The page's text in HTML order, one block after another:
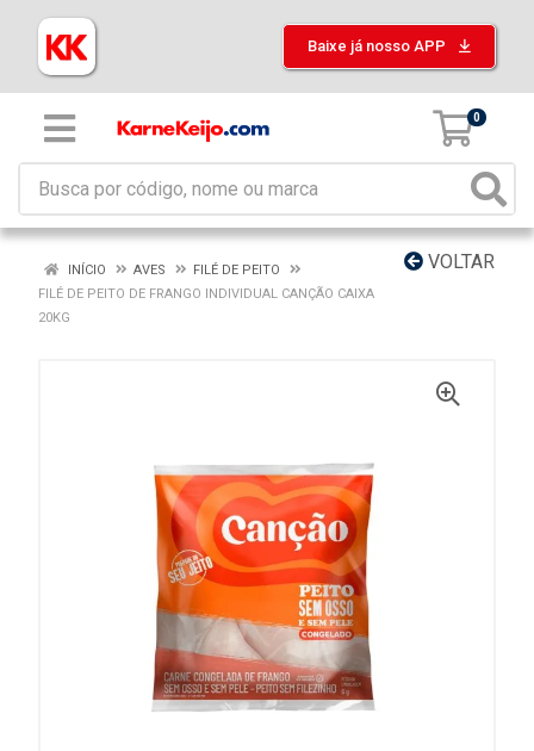
Baixe já nosso APP
0
VOLTAR
INÍCIO AVES
FILÉ DE PEITO
FILÉ DE PEITO DE FRANGO INDIVIDUAL CANÇÃO CAIXA
20KG